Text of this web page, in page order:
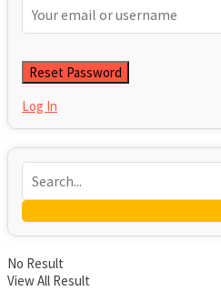
Log In
No Result
View All Result